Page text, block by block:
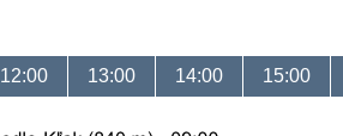
12:00 13:00 14:00 15:00